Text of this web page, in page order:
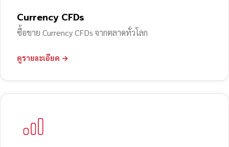
Currency CFDs
ซื้อขาย Currency CFDs จากตลาดทั่วโลก
ดูรายละเอียด →